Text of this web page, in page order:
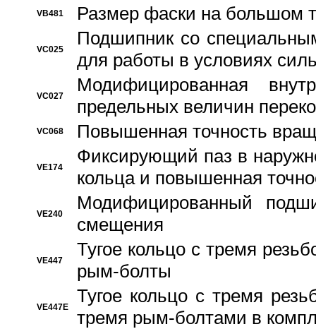
VB481 Размер фаски на большом
VC025
Подшипник со
для работы в условиях
VC027
Модифицированная
предельных величин
VC068 Повышенная точность
VE174
Фиксирующий паз в
кольца и повышенная
VE240
Модифицированный
смещения
VE447
Тугое кольцо с тремя
рым-болты
VE447E
Тугое кольцо с тремя
тремя рым-болтами в